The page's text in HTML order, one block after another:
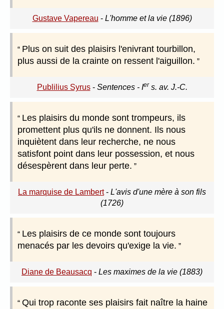
Gustave Vapereau - L'homme et la vie (1896)
Plus on suit des plaisirs l'enivrant tourbillon,
plus aussi de la crainte on ressent l'aiguillon.
Publilius Syrus- Sentences - Ier s. av. J.-C.
Les plaisirs du monde sont trompeurs, ils
promettent plus qu'ils ne donnent. Ils nous
inquiètent dans leur recherche, ne nous
satisfont point dans leur possession, et nous
désespèrent dans leur perte.
La marquise de Lambert- L'avis d'une mère à son fils
(1726)
Les plaisirs de ce monde sont toujours
menacés par les devoirs qu'exige la vie.
Diane de Beausacq - Les maximes de la vie (1883)
Qui trop raconte ses plaisirs fait naître la haine